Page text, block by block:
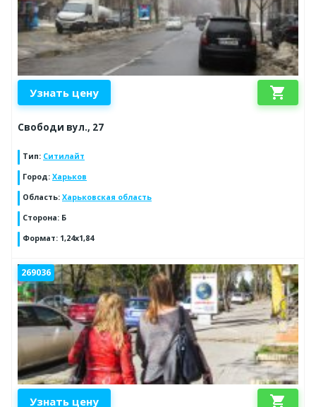
Узнать цену shopping_cart
Свободи вул., 27
Тип: Ситилайт
Город: Харьков
Область: Харьковская область
Сторона: Б
Формат: 1,24х1,84
269036
Узнать цену shopping_cart